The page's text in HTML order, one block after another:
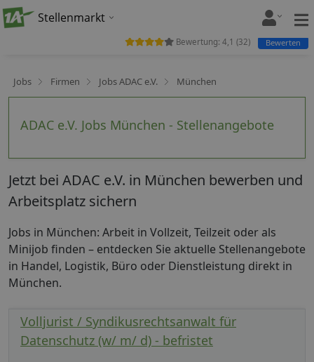
Stellenmarkt
Jobs Firmen Jobs ADAC e.V. München
ADAC e.V. Jobs München - Stellenangebote
Bewertung: 4,1 (32) Bewerten
Jetzt bei ADAC e.V. in München bewerben und
Arbeitsplatz sichern
Jobs in München: Arbeit in Vollzeit, Teilzeit oder als
Minijob finden – entdecken Sie aktuelle Stellenangebote
in Handel, Logistik, Büro oder Dienstleistung direkt in
München.
Volljurist / Syndikusrechtsanwalt für
Datenschutz (w/ m/ d) - befristet